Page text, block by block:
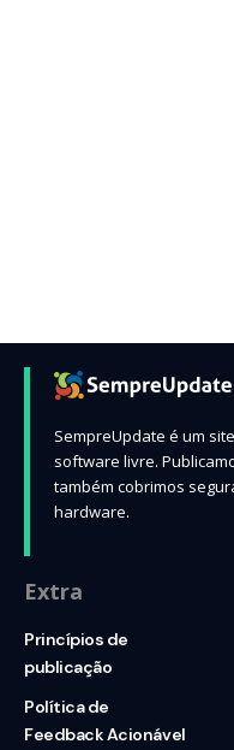
SempreUpdate é um
software livre.
também cobrimos
hardware.
Extra
Princípios de
publicação
Política de
Feedback Acionável